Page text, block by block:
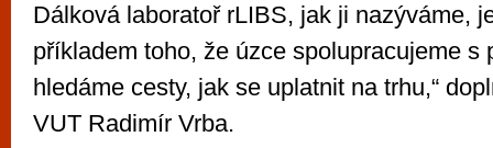
Dálková laboratoř rLIBS, jak ji nazýváme,
příkladem toho, že úzce spolupracujeme s
hledáme cesty, jak se uplatnit na trhu,“
VUT Radimír Vrba.